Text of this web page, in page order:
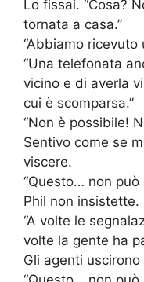
Lo fissai. “Cosa?
tornata a casa.”
“Abbiamo ricevuto
“Una telefonata
vicino e di averla
cui è scomparsa.”
“Non è possibile!
Sentivo come se
viscere.
“Questo… non può
Phil non
“A volte le
volte la gente ha
Gli agenti uscirono